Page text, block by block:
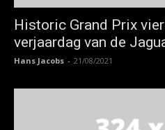
Historic Grand Prix
verjaardag van de
Hans Jacobs - 21/08/2021